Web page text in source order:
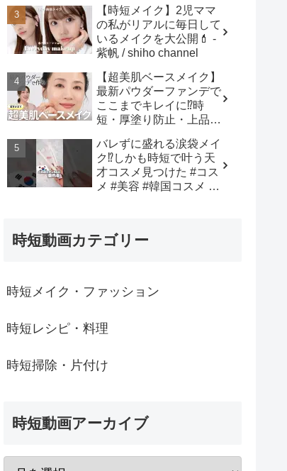
【時短メイク】2児ママ
の私がリアルに毎日して
いるメイクを大公開💄 -
紫帆 / shiho channel
【超美肌ベースメイク】
最新パウダーファンデで
ここまでキレイに⁉️時
短・厚塗り防止・上品仕
かおり直伝！おすすめア
イテム✕プロの“失敗しな
い塗り方”を徹底解説💡 -
長井かおり | おしゃべり
バレずに盛れる涙袋メイ
ク⁉︎しかも時短で叶う天
才コスメ見つけた #コス
メ #美容 #韓国コスメ #
時短動画カテゴリー
時短メイク・ファッション
時短レシピ・料理
時短掃除・片付け
時短動画アーカイブ